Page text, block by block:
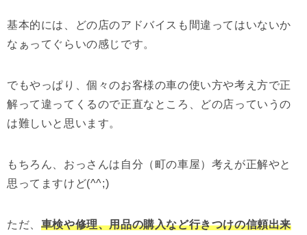
基本的には、どの店のアドバイスも間違ってはいないか
なぁってぐらいの感じです。
でもやっぱり、個々のお客様の車の使い方や考え方で正
解って違ってくるので正直なところ、どの店っていうの
は難しいと思います。
もちろん、おっさんは自分（町の車屋）考えが正解やと
思ってますけど(^^;)
ただ、 車検や修理、用品の購入など行きつけの信頼出来